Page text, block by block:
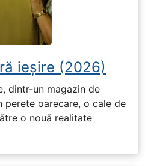
ieșire (2026)
dintr-un magazin de
perete oarecare, o cale de
o nouă realitate